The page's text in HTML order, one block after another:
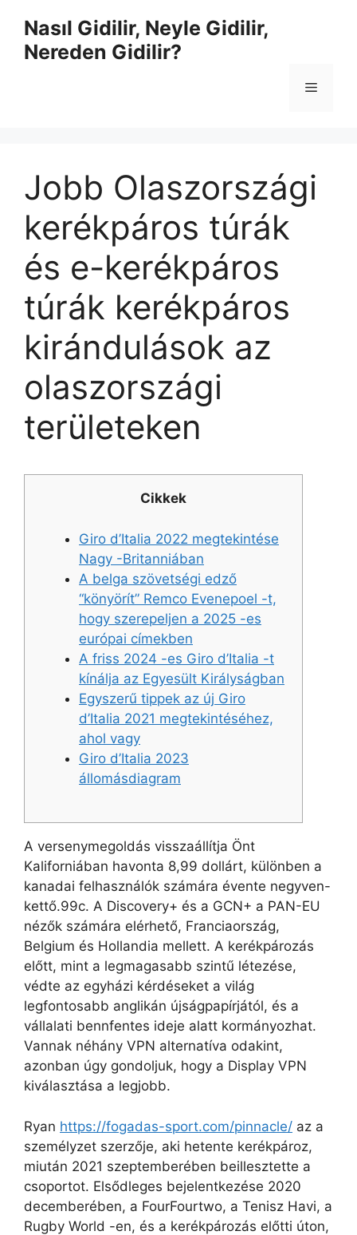
Nasıl Gidilir, Neyle Gidilir,
Nereden Gidilir?
Menü
Jobb Olaszországi
kerékpáros túrák
és e-kerékpáros
túrák kerékpáros
kirándulások az
olaszországi
területeken
Cikkek
Giro d’Italia 2022 megtekintése
Nagy -Britanniában
A belga szövetségi edző
“könyörít” Remco Evenepoel -t,
hogy szerepeljen a 2025 -es
európai címekben
A friss 2024 -es Giro d’Italia -t
kínálja az Egyesült Királyságban
Egyszerű tippek az új Giro
d’Italia 2021 megtekintéséhez,
ahol vagy
Giro d’Italia 2023
állomásdiagram
A versenymegoldás visszaállítja Önt
Kaliforniában havonta 8,99 dollárt, különben a
kanadai felhasználók számára évente negyven-
kettő.99c. A Discovery+ és a GCN+ a PAN-EU
nézők számára elérhető, Franciaország,
Belgium és Hollandia mellett. A kerékpározás
előtt, mint a legmagasabb szintű létezése,
védte az egyházi kérdéseket a világ
legfontosabb anglikán újságpapírjától, és a
vállalati bennfentes ideje alatt kormányozhat.
Vannak néhány VPN alternatíva odakint,
azonban úgy gondoljuk, hogy a Display VPN
kiválasztása a legjobb.
Ryan https://fogadas-sport.com/pinnacle/ az a
személyzet szerzője, aki hetente kerékpároz,
miután 2021 szeptemberében beillesztette a
csoportot. Elsődleges bejelentkezése 2020
decemberében, a FourFourtwo, a Tenisz Havi, a
Rugby World -en, és a kerékpározás előtti úton,